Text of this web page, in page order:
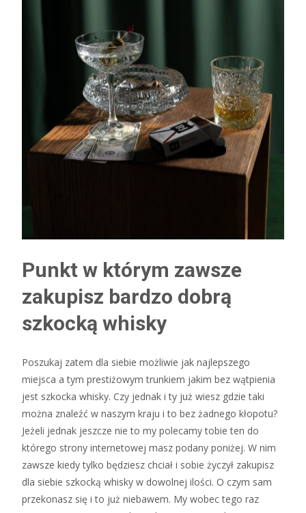
Punkt w którym zawsze
zakupisz bardzo dobrą
szkocką whisky
Poszukaj zatem dla siebie możliwie jak najlepszego
miejsca a tym prestiżowym trunkiem jakim bez wątpienia
jest szkocka whisky. Czy jednak i ty już wiesz gdzie taki
można znaleźć w naszym kraju i to bez żadnego kłopotu?
Jeżeli jednak jeszcze nie to my polecamy tobie ten do
którego strony internetowej masz podany poniżej. W nim
zawsze kiedy tylko będziesz chciał i sobie życzył zakupisz
dla siebie szkocką whisky w dowolnej ilości. O czym sam
przekonasz się i to już niebawem. My wobec tego raz